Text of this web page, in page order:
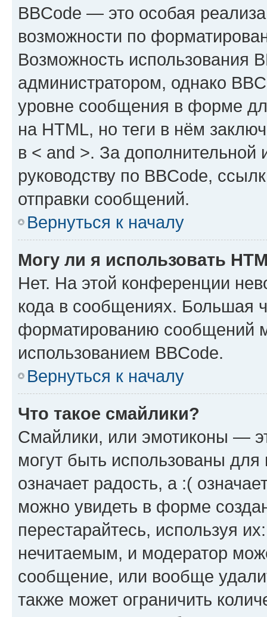
BBCode — это особая
возможности по
Возможность использования
администратором, однако
уровне сообщения в форме
на HTML, но теги в нём
в < and >. За
руководству по BBCode,
отправки сообщений.
Вернуться к началу
Могу ли я использовать
Нет. На этой конференции
кода в сообщениях. Большая
форматированию сообщений
использованием BBCode.
Вернуться к началу
Что такое смайлики?
Смайлики, или эмотиконы —
могут быть использованы
означает радость, а :(
можно увидеть в форме
перестарайтесь, используя
нечитаемым, и модератор
сообщение, или вообще
также может ограничить